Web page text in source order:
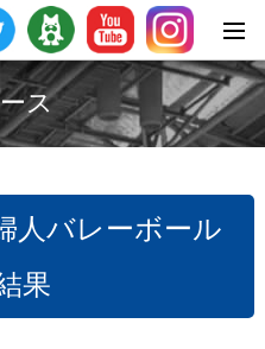
ス
バレーボール
果